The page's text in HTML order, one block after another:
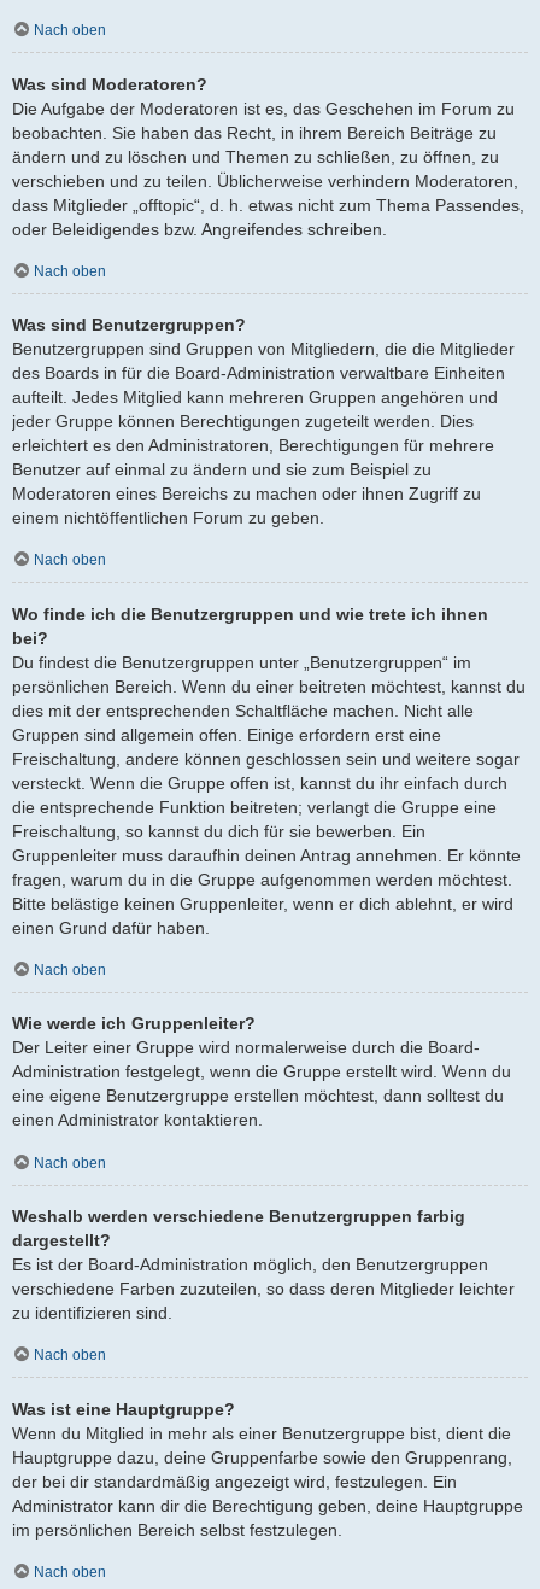
Nach oben
Was sind Moderatoren?
Die Aufgabe der Moderatoren ist es, das Geschehen im Forum zu
beobachten. Sie haben das Recht, in ihrem Bereich Beiträge zu
ändern und zu löschen und Themen zu schließen, zu öffnen, zu
verschieben und zu teilen. Üblicherweise verhindern Moderatoren,
dass Mitglieder „offtopic“, d. h. etwas nicht zum Thema Passendes,
oder Beleidigendes bzw. Angreifendes schreiben.
Nach oben
Was sind Benutzergruppen?
Benutzergruppen sind Gruppen von Mitgliedern, die die Mitglieder
des Boards in für die Board-Administration verwaltbare Einheiten
aufteilt. Jedes Mitglied kann mehreren Gruppen angehören und
jeder Gruppe können Berechtigungen zugeteilt werden. Dies
erleichtert es den Administratoren, Berechtigungen für mehrere
Benutzer auf einmal zu ändern und sie zum Beispiel zu
Moderatoren eines Bereichs zu machen oder ihnen Zugriff zu
einem nichtöffentlichen Forum zu geben.
Nach oben
Wo finde ich die Benutzergruppen und wie trete ich ihnen
bei?
Du findest die Benutzergruppen unter „Benutzergruppen“ im
persönlichen Bereich. Wenn du einer beitreten möchtest, kannst du
dies mit der entsprechenden Schaltfläche machen. Nicht alle
Gruppen sind allgemein offen. Einige erfordern erst eine
Freischaltung, andere können geschlossen sein und weitere sogar
versteckt. Wenn die Gruppe offen ist, kannst du ihr einfach durch
die entsprechende Funktion beitreten; verlangt die Gruppe eine
Freischaltung, so kannst du dich für sie bewerben. Ein
Gruppenleiter muss daraufhin deinen Antrag annehmen. Er könnte
fragen, warum du in die Gruppe aufgenommen werden möchtest.
Bitte belästige keinen Gruppenleiter, wenn er dich ablehnt, er wird
einen Grund dafür haben.
Nach oben
Wie werde ich Gruppenleiter?
Der Leiter einer Gruppe wird normalerweise durch die Board-
Administration festgelegt, wenn die Gruppe erstellt wird. Wenn du
eine eigene Benutzergruppe erstellen möchtest, dann solltest du
einen Administrator kontaktieren.
Nach oben
Weshalb werden verschiedene Benutzergruppen farbig
dargestellt?
Es ist der Board-Administration möglich, den Benutzergruppen
verschiedene Farben zuzuteilen, so dass deren Mitglieder leichter
zu identifizieren sind.
Nach oben
Was ist eine Hauptgruppe?
Wenn du Mitglied in mehr als einer Benutzergruppe bist, dient die
Hauptgruppe dazu, deine Gruppenfarbe sowie den Gruppenrang,
der bei dir standardmäßig angezeigt wird, festzulegen. Ein
Administrator kann dir die Berechtigung geben, deine Hauptgruppe
im persönlichen Bereich selbst festzulegen.
Nach oben